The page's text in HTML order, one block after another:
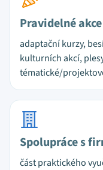
Pravidelné
adaptační kurzy,
kulturních akcí,
tématické/
Spolupráce s
část praktického